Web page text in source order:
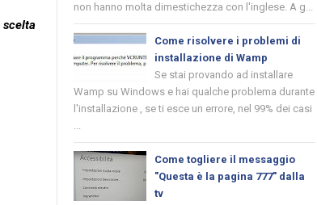
scelta
non hanno molta dimestichezza con l'inglese. A g...
Come risolvere i problemi di
installazione di Wamp
Se stai provando ad installare
Wamp su Windows e hai qualche problema durante
l'installazione , se ti esce un errore, nel 99% dei casi
...
Come togliere il messaggio
"Questa è la pagina 777" dalla
tv